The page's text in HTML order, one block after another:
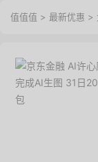
值值值 > 最新优惠 >